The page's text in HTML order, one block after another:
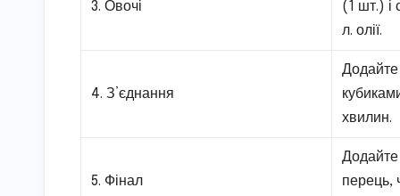
3. Овочі
(1 шт.) і
л. олії.
4. З’єднання
Додайте
хвилин.
5. Фінал
Додайте
перець,